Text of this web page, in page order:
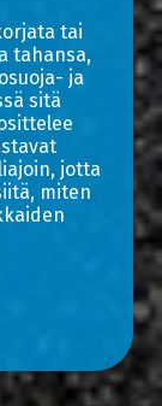
tai
tahansa,
ja
sitä
jotta
miten